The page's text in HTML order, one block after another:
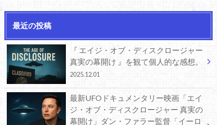
最近の投稿
『 エイジ・オブ・ディスクロージャー
真実の幕開け 』を観て個人的な感想。
2025.12.01
最新UFOドキュメンタリー映画「エイ
ジ・オブ・ディスクロージャー 真実の
幕開け」ダン・ファラー監督「イーロ